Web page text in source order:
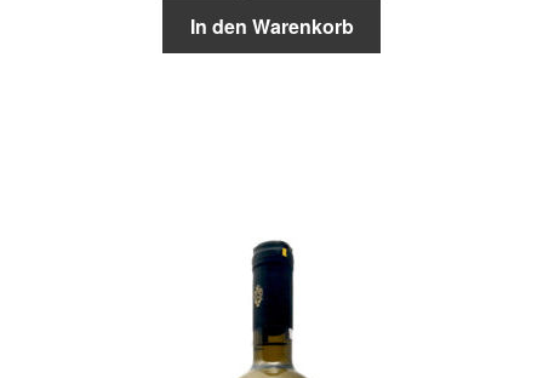
In den Warenkorb